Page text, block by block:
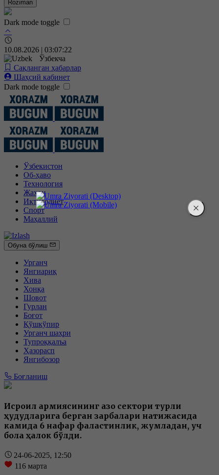
Roziman
Dark mode toggle
10.08.2026 | 03:07:23
Ўзбекча
Сақланган ҳабарлар
Шаҳсий кабинет
Dark mode toggle
Ўзбекистон
Об-ҳаво
Технология
Жаҳон
Иқтисодиёт
Спорт
Маҳаллий
Обуна бўлиш
Урганч
Янгиариқ
Хива
Хонқа
Шовот
Гурлан
Боғот
Қўшкўпир
Урганч шаҳри
Тупроққалъа
Ҳазорасп
Янгибозор
Боғланиш
Исроил армиясининг Ғазо сектори турли
ҳудудларига берган зарбалари натижасида
камида 6 нафар фаластинлик, жумладан, уч
бола ҳалок бўлди.
24-06-2025, 12:50
116 марта